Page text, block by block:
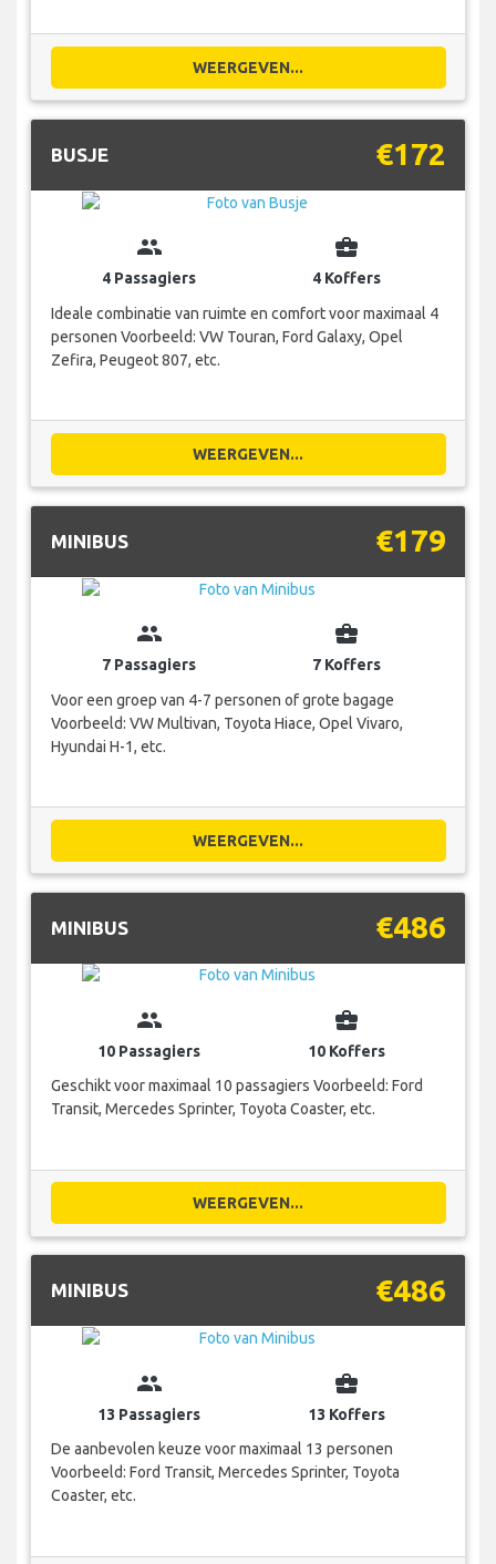
WEERGEVEN...
BUSJE €172
group
4 Passagiers
business_center
4 Koffers
Ideale combinatie van ruimte en comfort voor maximaal 4
personen Voorbeeld: VW Touran, Ford Galaxy, Opel
Zefira, Peugeot 807, etc.
WEERGEVEN...
MINIBUS €179
group
7 Passagiers
business_center
7 Koffers
Voor een groep van 4-7 personen of grote bagage
Voorbeeld: VW Multivan, Toyota Hiace, Opel Vivaro,
Hyundai H-1, etc.
WEERGEVEN...
MINIBUS €486
group
10 Passagiers
business_center
10 Koffers
Geschikt voor maximaal 10 passagiers Voorbeeld: Ford
Transit, Mercedes Sprinter, Toyota Coaster, etc.
WEERGEVEN...
MINIBUS €486
group
13 Passagiers
business_center
13 Koffers
De aanbevolen keuze voor maximaal 13 personen
Voorbeeld: Ford Transit, Mercedes Sprinter, Toyota
Coaster, etc.